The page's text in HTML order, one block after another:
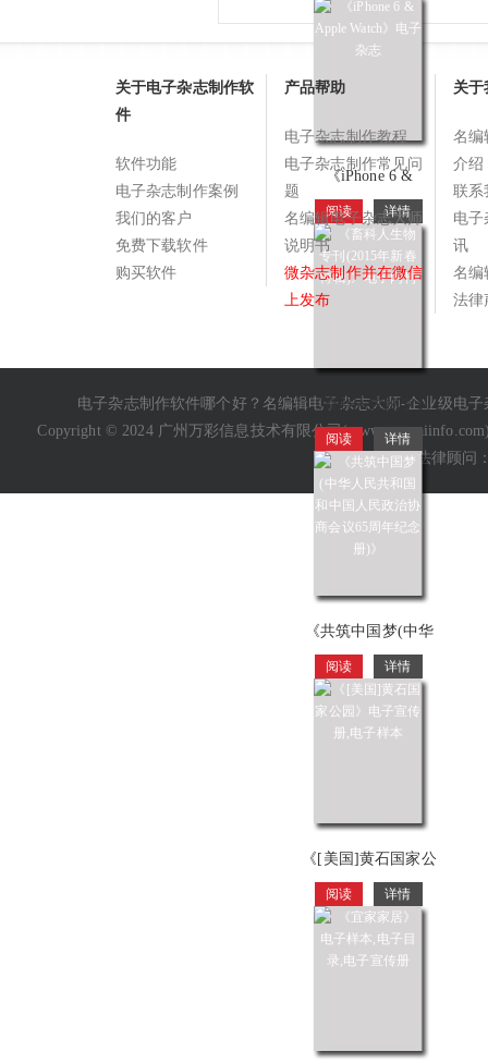
《iPhone 6 &
Appl…
阅读 详情
《畜科人生物专刊
(2015年新春特辑)》
阅读 详情
《共筑中国梦(中华
人民共和国和中国
人民政
阅读 详情
《[美国]黄石国家公
园》电子宣传册,电
子
阅读 详情
关于电子杂志制作软
件
软件功能
电子杂志制作案例
我们的客户
免费下载软件
购买软件
产品帮助
电子杂志制作教程
电子杂志制作常见问
题
名编辑电子杂志大师
说明书
微杂志制作并在微信
上发布
关于
名编
介绍
联系
电子
讯
名编
法律
电子杂志制作软件哪个好？名编辑电子杂志大师-企业级电子
Copyright © 2024 广州万彩信息技术有限公司(www.wancaiinfo.com
特聘法律顾问